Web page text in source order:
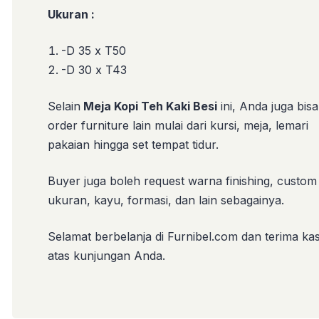
Ukuran :
-D 35 x T50
-D 30 x T43
Selain Meja Kopi Teh Kaki Besi ini, Anda juga bisa
order furniture lain mulai dari kursi, meja, lemari
pakaian hingga set tempat tidur.
Buyer juga boleh request warna finishing, custom
ukuran, kayu, formasi, dan lain sebagainya.
Selamat berbelanja di Furnibel.com dan terima
atas kunjungan Anda.